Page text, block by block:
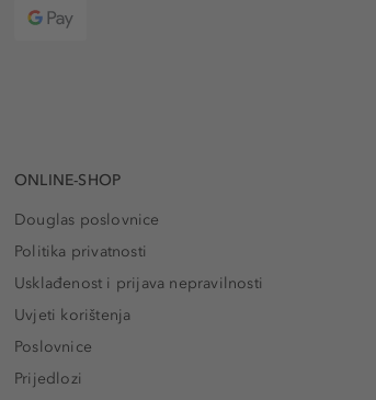
ONLINE-SHOP
Douglas poslovnice
Politika privatnosti
Usklađenost i prijava nepravilnosti
Uvjeti korištenja
Poslovnice
Prijedlozi